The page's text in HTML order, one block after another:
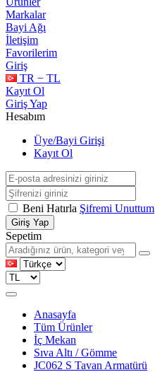
Markalar
Bayi Ağı
İletişim
Favorilerim
Giriş
TR − TL
Kayıt Ol
Giriş Yap
Hesabım
Üye/Bayi Girişi
Kayıt Ol
Beni Hatırla Şifremi Unuttum
Giriş Yap
Sepetim
Anasayfa
Tüm Ürünler
İç Mekan
Sıva Altı / Gömme
JC062 S Tavan Armatürü